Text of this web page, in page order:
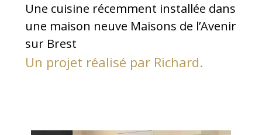
Une cuisine récemment installée dans
une maison neuve Maisons de l’Avenir
sur Brest
Un projet réalisé par Richard.